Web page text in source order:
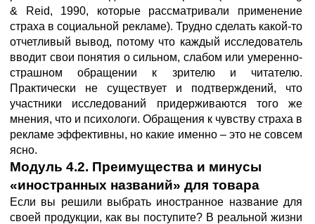
& Reid, 1990, которые рассматривали применение
страха в социальной рекламе). Трудно сделать какой-то
отчетливый вывод, потому что каждый исследователь
вводит свои понятия о сильном, слабом или умеренно-
страшном обращении к зрителю и читателю.
Практически не существует и подтверждений, что
участники исследований придерживаются того же
мнения, что и психологи. Обращения к чувству страха в
рекламе эффективны, но какие именно – это не совсем
ясно.
Модуль 4.2. Преимущества и минусы
«иностранных названий» для товара
Если вы решили выбрать иностранное название для
своей продукции, как вы поступите? В реальной жизни